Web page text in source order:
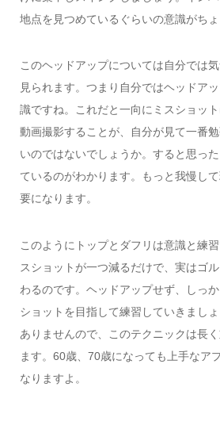
地点を見つめているぐらいの意識がちょ
このヘッドアップについては自分では
見られます。つまり自分ではヘッドア
識ですね。これだと一向にミスショッ
動画撮影することが、自分が見て一番
いのではないでしょうか。すると思っ
ているのがわかります。もっと我慢し
要になります。
このようにトップとダフリは意識と練
スショットが一つ減るだけで、実はゴ
わるのです。ヘッドアップせず、しっ
ショットを目指して練習していきまし
ありませんので、このテクニックは長
ます。60歳、70歳になっても上手なア
なりますよ。